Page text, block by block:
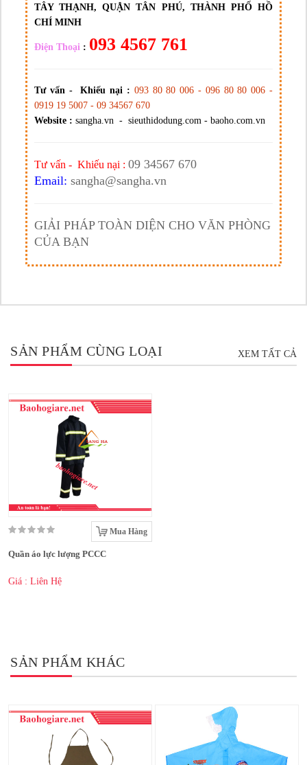
TÂY THẠNH, QUẬN TÂN PHÚ, THÀNH PHỐ HỒ
CHÍ MINH
Điện Thoại : 093 4567 761
Tư vấn - Khiếu nại : 093 80 80 006 - 096 80 80 006 -
0919 19 5007 - 09 34567 670
Website : sangha.vn - sieuthidodung.com - baoho.com.vn
Tư vấn - Khiếu nại : 09 34567 670
Email: sangha@sangha.vn
GIẢI PHÁP TOÀN DIỆN CHO VĂN PHÒNG
CỦA BẠN
SẢN PHẨM CÙNG LOẠI XEM TẤT CẢ
Mua Hàng
Quần áo lực lượng PCCC
Giá : Liên Hệ
SẢN PHẨM KHÁC